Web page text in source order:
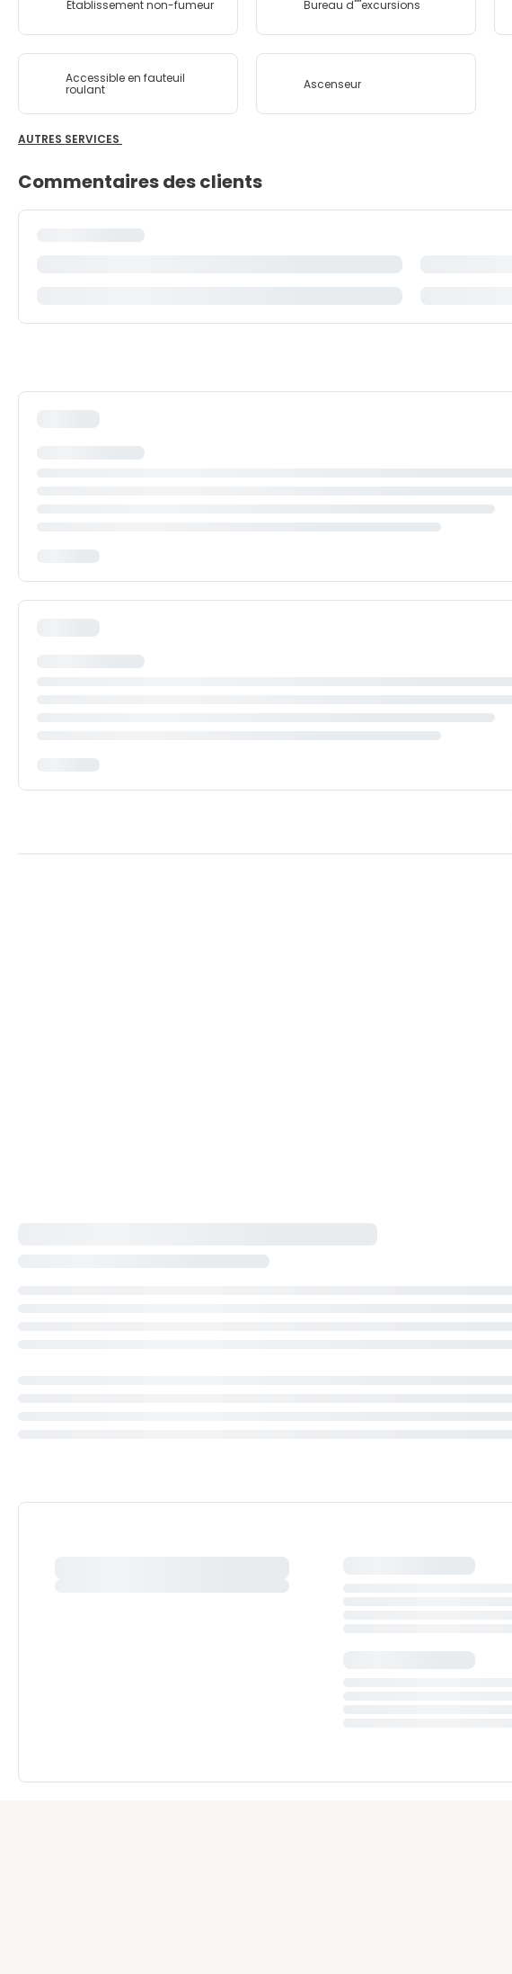
Établissement non-fumeur Bureau d''''excursions
Accessible en fauteuil
roulant Ascenseur
AUTRES SERVICES
Commentaires des clients